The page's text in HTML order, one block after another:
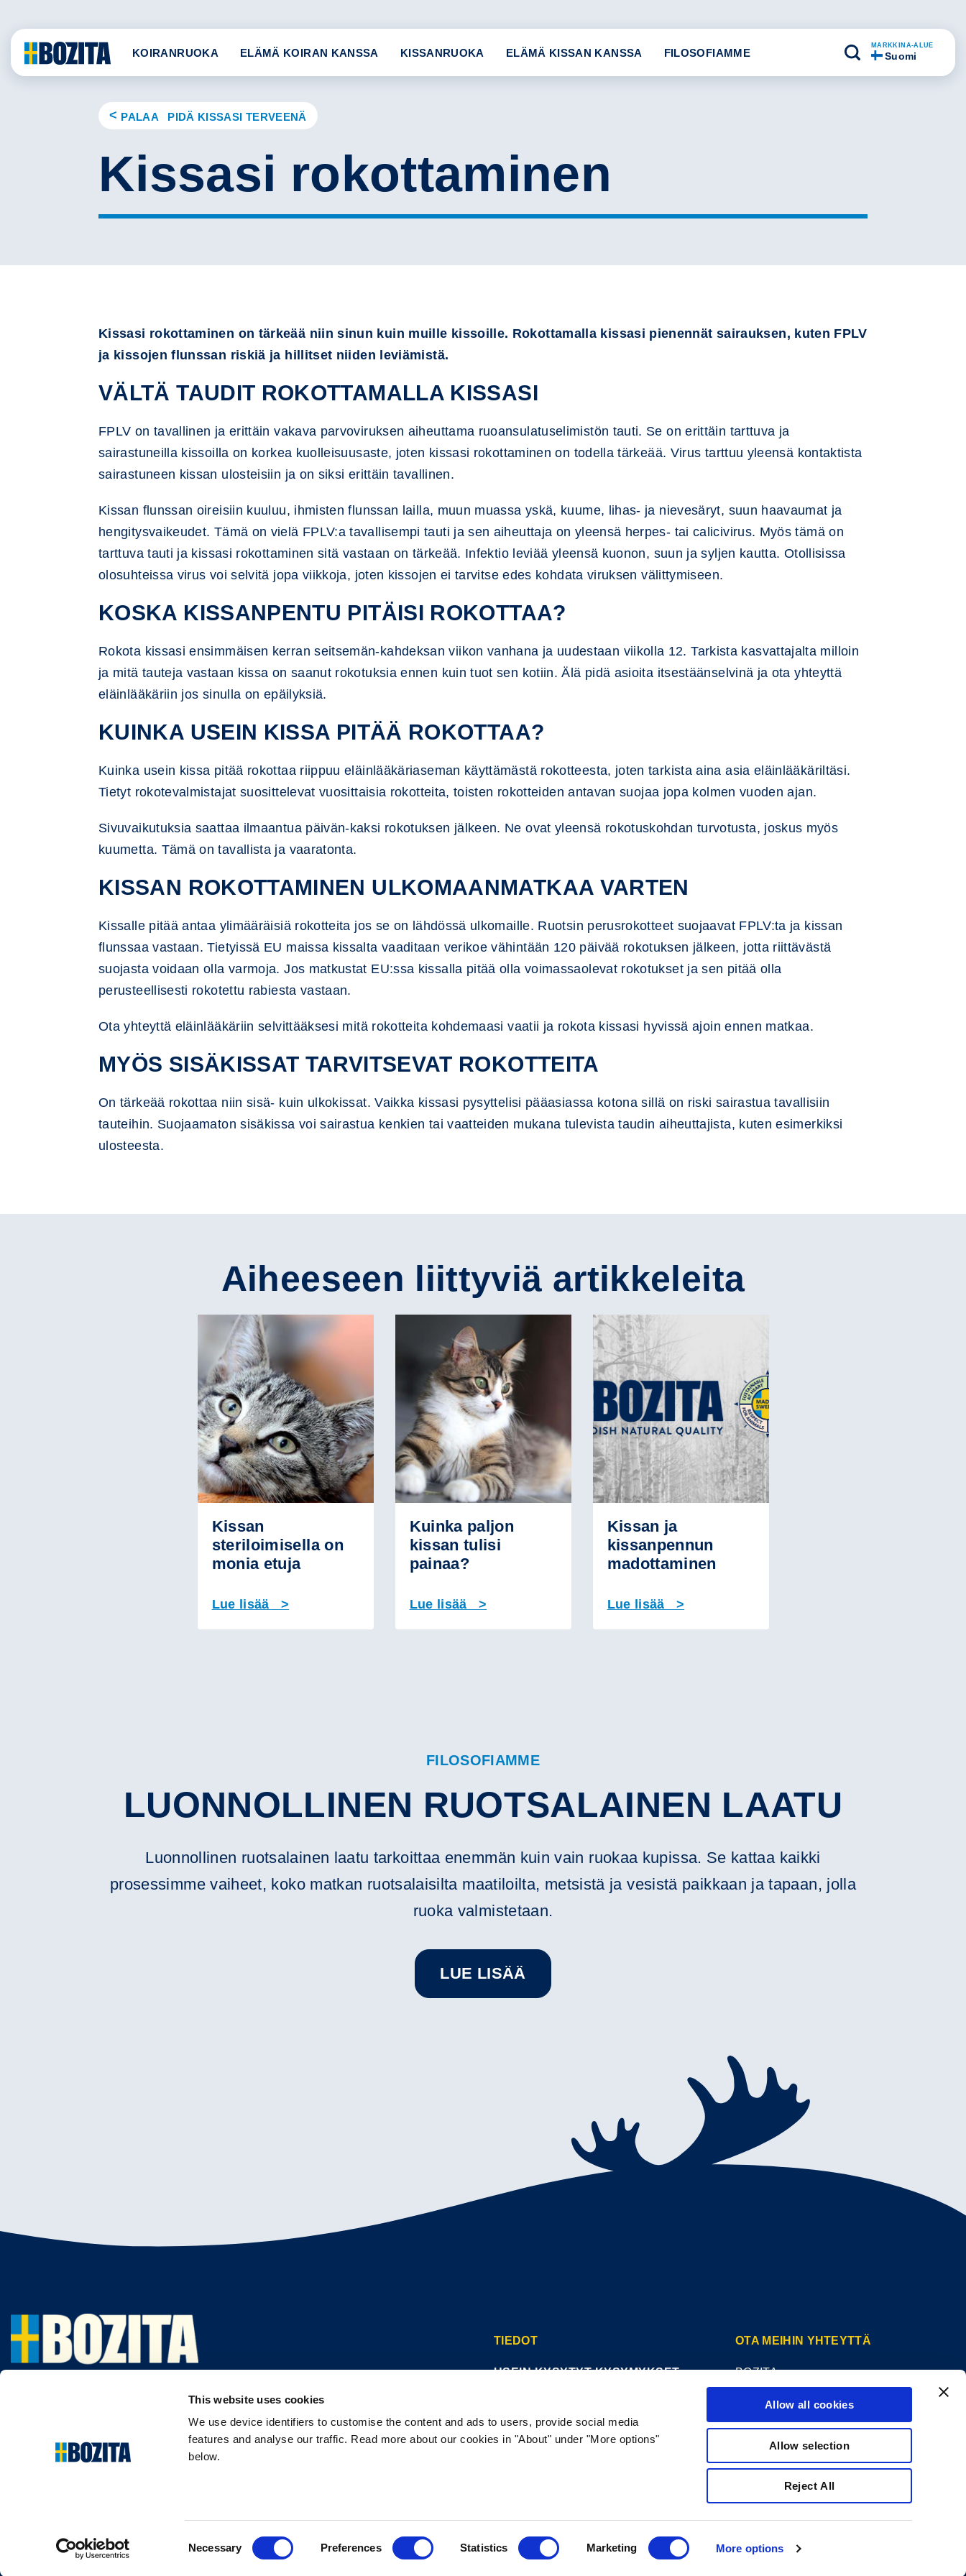
This website uses cookies
We use device identifiers to customise the content and ads to users, provide social media
features and analyse our traffic. Read more about our cookies in "About" under "More options"
below.
Necessary Preferences Statistics Marketing More options
Allow all cookies
Allow selection
Reject All
content
KOIRANRUOKA ELÄMÄ KOIRAN KANSSA KISSANRUOKA ELÄMÄ KISSAN KANSSA FILOSOFIAMME
MARKKINA-ALUE
Suomi
PALAA PIDÄ KISSASI TERVEENÄ
Kissasi rokottaminen
Kissasi rokottaminen on tärkeää niin sinun kuin muille kissoille. Rokottamalla kissasi pienennät sairauksen, kuten FPLV
ja kissojen flunssan riskiä ja hillitset niiden leviämistä.
VÄLTÄ TAUDIT ROKOTTAMALLA KISSASI
FPLV on tavallinen ja erittäin vakava parvoviruksen aiheuttama ruoansulatuselimistön tauti. Se on erittäin tarttuva ja
sairastuneilla kissoilla on korkea kuolleisuusaste, joten kissasi rokottaminen on todella tärkeää. Virus tarttuu yleensä kontaktista
sairastuneen kissan ulosteisiin ja on siksi erittäin tavallinen.
Kissan flunssan oireisiin kuuluu, ihmisten flunssan lailla, muun muassa yskä, kuume, lihas- ja nievesäryt, suun haavaumat ja
hengitysvaikeudet. Tämä on vielä FPLV:a tavallisempi tauti ja sen aiheuttaja on yleensä herpes- tai calicivirus. Myös tämä on
tarttuva tauti ja kissasi rokottaminen sitä vastaan on tärkeää. Infektio leviää yleensä kuonon, suun ja syljen kautta. Otollisissa
olosuhteissa virus voi selvitä jopa viikkoja, joten kissojen ei tarvitse edes kohdata viruksen välittymiseen.
KOSKA KISSANPENTU PITÄISI ROKOTTAA?
Rokota kissasi ensimmäisen kerran seitsemän-kahdeksan viikon vanhana ja uudestaan viikolla 12. Tarkista kasvattajalta milloin
ja mitä tauteja vastaan kissa on saanut rokotuksia ennen kuin tuot sen kotiin. Älä pidä asioita itsestäänselvinä ja ota yhteyttä
eläinlääkäriin jos sinulla on epäilyksiä.
KUINKA USEIN KISSA PITÄÄ ROKOTTAA?
Kuinka usein kissa pitää rokottaa riippuu eläinlääkäriaseman käyttämästä rokotteesta, joten tarkista aina asia eläinlääkäriltäsi.
Tietyt rokotevalmistajat suosittelevat vuosittaisia rokotteita, toisten rokotteiden antavan suojaa jopa kolmen vuoden ajan.
Sivuvaikutuksia saattaa ilmaantua päivän-kaksi rokotuksen jälkeen. Ne ovat yleensä rokotuskohdan turvotusta, joskus myös
kuumetta. Tämä on tavallista ja vaaratonta.
KISSAN ROKOTTAMINEN ULKOMAANMATKAA VARTEN
Kissalle pitää antaa ylimääräisiä rokotteita jos se on lähdössä ulkomaille. Ruotsin perusrokotteet suojaavat FPLV:ta ja kissan
flunssaa vastaan. Tietyissä EU maissa kissalta vaaditaan verikoe vähintään 120 päivää rokotuksen jälkeen, jotta riittävästä
suojasta voidaan olla varmoja. Jos matkustat EU:ssa kissalla pitää olla voimassaolevat rokotukset ja sen pitää olla
perusteellisesti rokotettu rabiesta vastaan.
Ota yhteyttä eläinlääkäriin selvittääksesi mitä rokotteita kohdemaasi vaatii ja rokota kissasi hyvissä ajoin ennen matkaa.
MYÖS SISÄKISSAT TARVITSEVAT ROKOTTEITA
On tärkeää rokottaa niin sisä- kuin ulkokissat. Vaikka kissasi pysyttelisi pääasiassa kotona sillä on riski sairastua tavallisiin
tauteihin. Suojaamaton sisäkissa voi sairastua kenkien tai vaatteiden mukana tulevista taudin aiheuttajista, kuten esimerkiksi
ulosteesta.
Aiheeseen liittyviä artikkeleita
Kissan
steriloimisella on
monia etuja
Lue lisää >
Kuinka paljon
kissan tulisi
painaa?
Lue lisää >
Kissan ja
kissanpennun
madottaminen
Lue lisää >
FILOSOFIAMME
LUONNOLLINEN RUOTSALAINEN LAATU
Luonnollinen ruotsalainen laatu tarkoittaa enemmän kuin vain ruokaa kupissa. Se kattaa kaikki
prosessimme vaiheet, koko matkan ruotsalaisilta maatiloilta, metsistä ja vesistä paikkaan ja tapaan, jolla
ruoka valmistetaan.
LUE LISÄÄ
Olemme menestyksekäs, vuodesta 1903 saakka kissan-
ja koiranruokaa valmistava yritys Vårgårdasta,
Ruotsista. Pidämme asioista luonnollisina ja
TIEDOT
USEIN KYSYTYT KYSYMYKSET
BOZITASTA
OTA YHTEYTTÄ
OTA MEIHIN YHTEYTTÄ
BOZITA
PARTNER IN PET FOOD NORDICS AB
© COPYRIGHT 2011-2025 PARTNER IN PET FOOD NORDICS AB